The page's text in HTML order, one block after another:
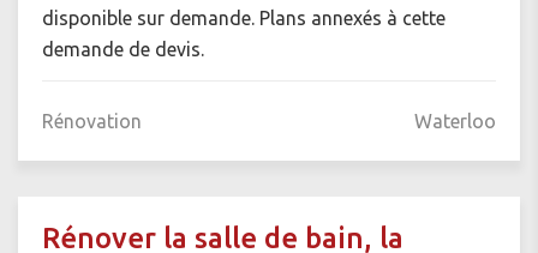
disponible sur demande. Plans annexés à cette
demande de devis.
Rénovation Waterloo
Rénover la salle de bain, la